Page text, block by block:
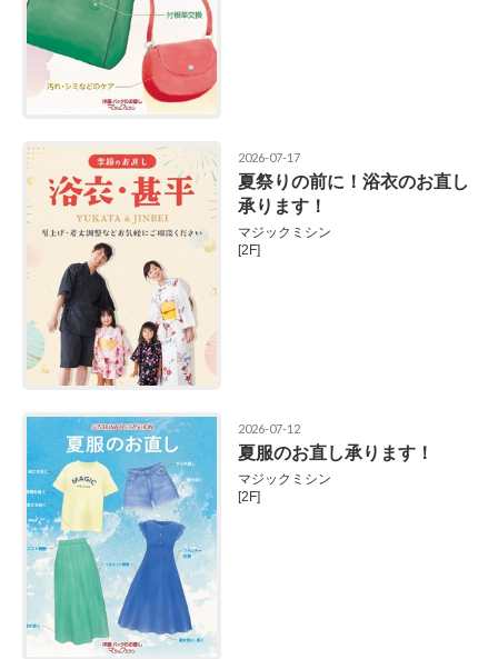
2026-07-17
夏祭りの前に！浴衣のお直し
承ります！
マジックミシン
[2F]
2026-07-12
夏服のお直し承ります！
マジックミシン
[2F]